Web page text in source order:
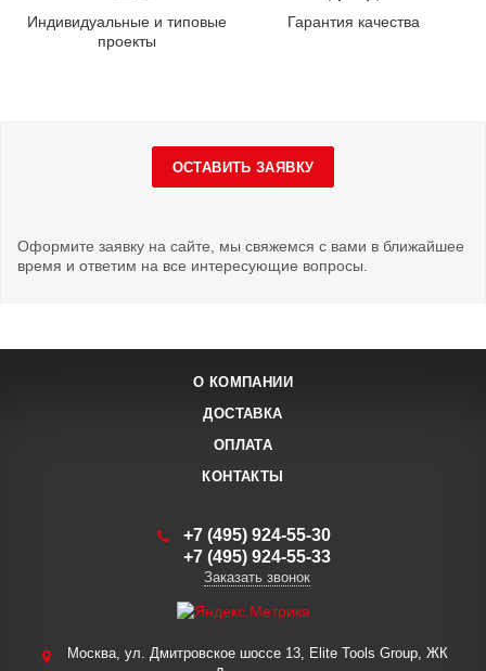
Индивидуальные и типовые
проекты
Гарантия качества
ОСТАВИТЬ ЗАЯВКУ
Оформите заявку на сайте, мы свяжемся с вами в ближайшее
время и ответим на все интересующие вопросы.
О КОМПАНИИ
ДОСТАВКА
ОПЛАТА
КОНТАКТЫ
+7 (495) 924-55-30
+7 (495) 924-55-33
Заказать звонок
Москва, ул. Дмитровское шоссе 13, Elite Tools Group, ЖК